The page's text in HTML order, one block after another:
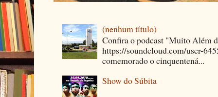
(nenhum título)
Confira o podcast "Muito Além
https://soundcloud.com/user-
comemorado o cinquentená...
Show do Súbita